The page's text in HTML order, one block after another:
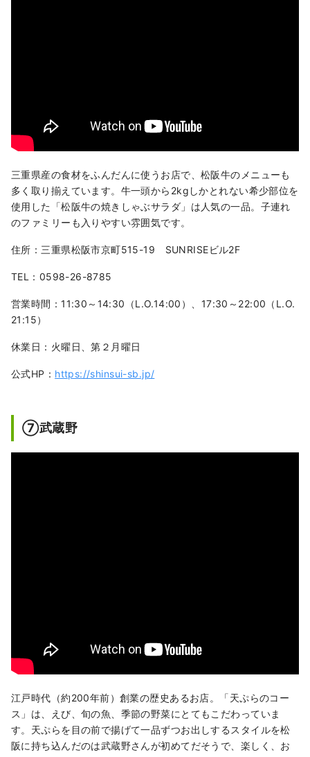
三重県産の食材をふんだんに使うお店で、松阪牛のメニューも
多く取り揃えています。牛一頭から2kgしかとれない希少部位を
使用した「松阪牛の焼きしゃぶサラダ」は人気の一品。子連れ
のファミリーも入りやすい雰囲気です。
住所：三重県松阪市京町515-19 SUNRISEビル2F
TEL：0598-26-8785
営業時間：11:30～14:30（L.O.14:00）、17:30～22:00（L.O.
21:15）
休業日：火曜日、第２月曜日
公式HP： https://shinsui-sb.jp/
⑦武蔵野
江戸時代（約200年前）創業の歴史あるお店。「天ぷらのコー
ス」は、えび、旬の魚、季節の野菜にとてもこだわっていま
す。天ぷらを目の前で揚げて一品ずつお出しするスタイルを松
阪に持ち込んだのは武蔵野さんが初めてだそうで、楽しく、お